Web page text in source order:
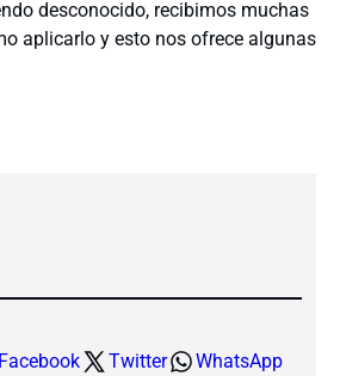
desconocido, recibimos muchas
aplicarlo y esto nos ofrece algunas
Facebook Twitter WhatsApp